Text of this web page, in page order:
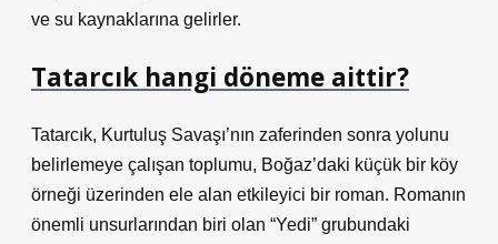
ve su kaynaklarına gelirler.
Tatarcık hangi döneme aittir?
Tatarcık, Kurtuluş Savaşı’nın zaferinden sonra yolunu
belirlemeye çalışan toplumu, Boğaz’daki küçük bir köy
örneği üzerinden ele alan etkileyici bir roman. Romanın
önemli unsurlarından biri olan “Yedi” grubundaki